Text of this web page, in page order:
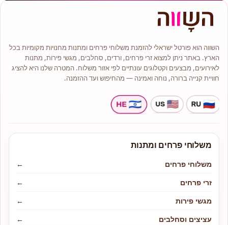
השווה הוא פורטל ישראלי להזמנת משלוחי פרחים ומתנות מחנויות מקומיות בכל
הארץ. באתר ניתן למצוא זרי פרחים, ורדים, סחלבים, מגשי פירות, מתנות
לאירועים, מבצעים וקטלוגים עונתיים לפי אזור משלוח. המטרה שלנו היא להציג
חוויית קנייה ברורה, נוחה ואמינה — מהחיפוש ועד ההזמנה.
משלוחי פרחים ומתנות
משלוחי פרחים
←
זרי פרחים
←
מגשי פירות
←
עציצים וסחלבים
←